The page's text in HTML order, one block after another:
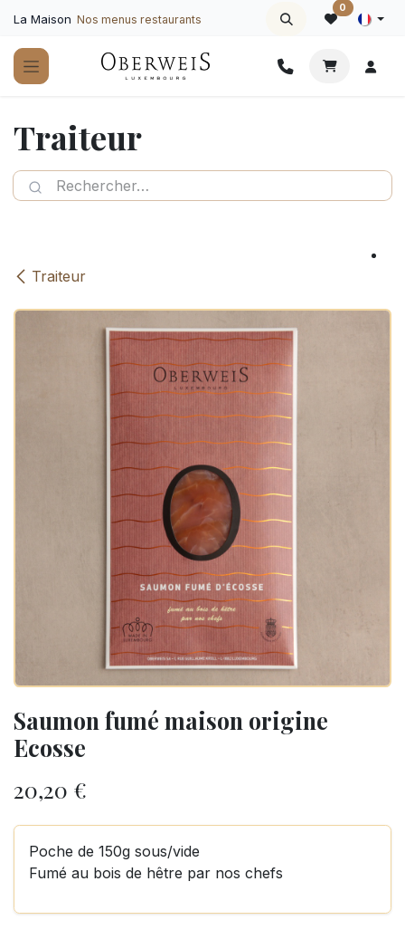
La Maison Nos menus restaurants
0
Traiteur
Traiteur
Saumon fumé maison origine
Ecosse
20,20 €
Poche de 150g sous/vide
Fumé au bois de hêtre par nos chefs